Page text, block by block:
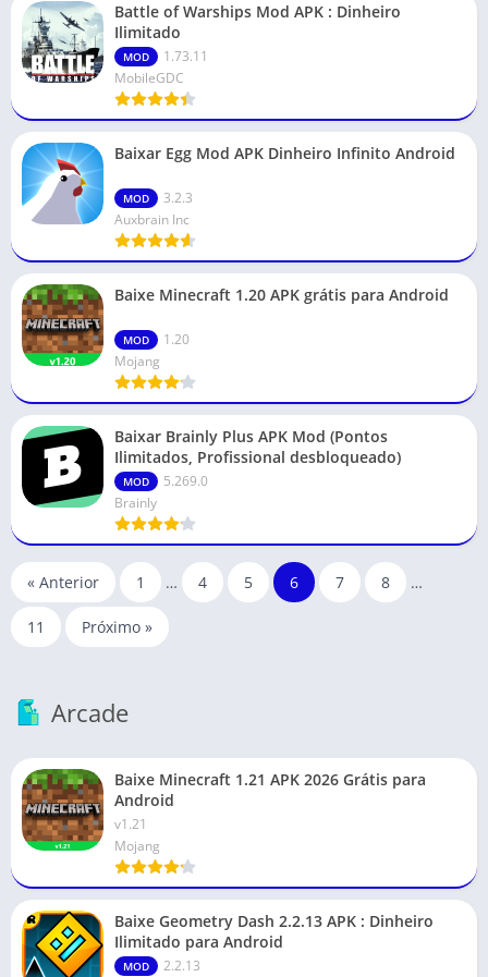
Battle of Warships Mod APK : Dinheiro
Ilimitado
MOD
1.73.11
MobileGDC
Baixar Egg Mod APK Dinheiro Infinito Android
MOD
3.2.3
Auxbrain Inc
Baixe Minecraft 1.20 APK grátis para Android
MOD
1.20
Mojang
Baixar Brainly Plus APK Mod (Pontos
Ilimitados, Profissional desbloqueado)
MOD
5.269.0
Brainly
« Anterior 1 … 4 5 6 7 8 …
11 Próximo »
Arcade
Baixe Minecraft 1.21 APK 2026 Grátis para
Android
v1.21
Mojang
Baixe Geometry Dash 2.2.13 APK : Dinheiro
Ilimitado para Android
MOD
2.2.13